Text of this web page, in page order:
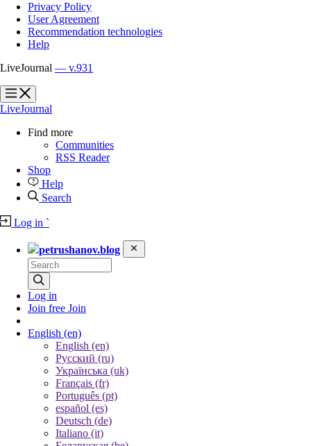
Privacy Policy
User Agreement
Recommendation technologies
Help
LiveJournal — v.931
?
?
LiveJournal
Find more
Communities
RSS Reader
Shop
Help
Search
Log in `
petrushanov.blog
Log in
Join free Join
English (en)
English (en)
Русский (ru)
Українська (uk)
Français (fr)
Português (pt)
español (es)
Deutsch (de)
Italiano (it)